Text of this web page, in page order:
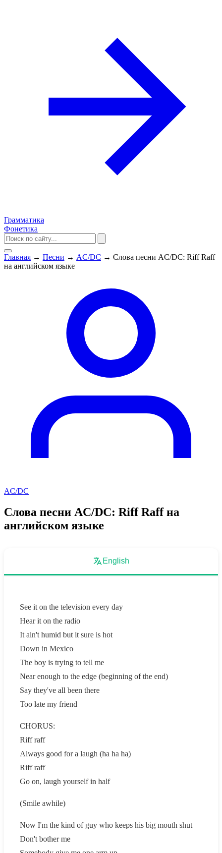
Грамматика
Фонетика
Главная → Песни → AC/DC → Слова песни AC/DC: Riff Raff
на английском языке
AC/DC
Слова песни AC/DC: Riff Raff на
английском языке
English
See it on the television every day
Hear it on the radio
It ain't humid but it sure is hot
Down in Mexico
The boy is trying to tell me
Near enough to the edge (beginning of the end)
Say they've all been there
Too late my friend
CHORUS:
Riff raff
Always good for a laugh (ha ha ha)
Riff raff
Go on, laugh yourself in half
(Smile awhile)
Now I'm the kind of guy who keeps his big mouth shut
Don't bother me